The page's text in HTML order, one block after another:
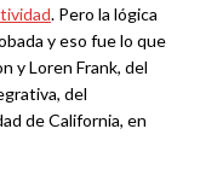
. Pero la lógica
y eso fue lo que
y Loren Frank, del
del
de California, en